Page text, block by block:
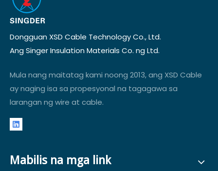
Dongguan XSD Cable Technology Co., Ltd.
Ang Singer Insulation Materials Co. ng Ltd.
Mula nang maitatag kami noong 2013, ang XSD Cable
ay naging isa sa propesyonal na tagagawa sa
larangan ng wire at cable.
Mabilis na mga link